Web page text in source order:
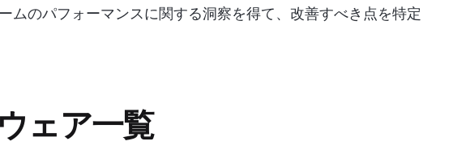
ムのパフォーマンスに関する洞察を得て、改善すべき点を特定
ェア一覧